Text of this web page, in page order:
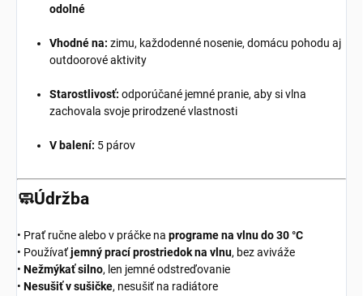
odolné
Vhodné na: zimu, každodenné nosenie, domácu pohodu aj
outdoorové aktivity
Starostlivosť: odporúčané jemné pranie, aby si vlna
zachovala svoje prirodzené vlastnosti
V balení: 5 párov
🧼Údržba
• Prať ručne alebo v práčke na programe na vlnu do 30 °C
• Používaťjemný prací prostriedok na vlnu, bez aviváže
• Nežmýkať silno, len jemné odstreďovanie
• Nesušiť v sušičke, nesušiť na radiátore